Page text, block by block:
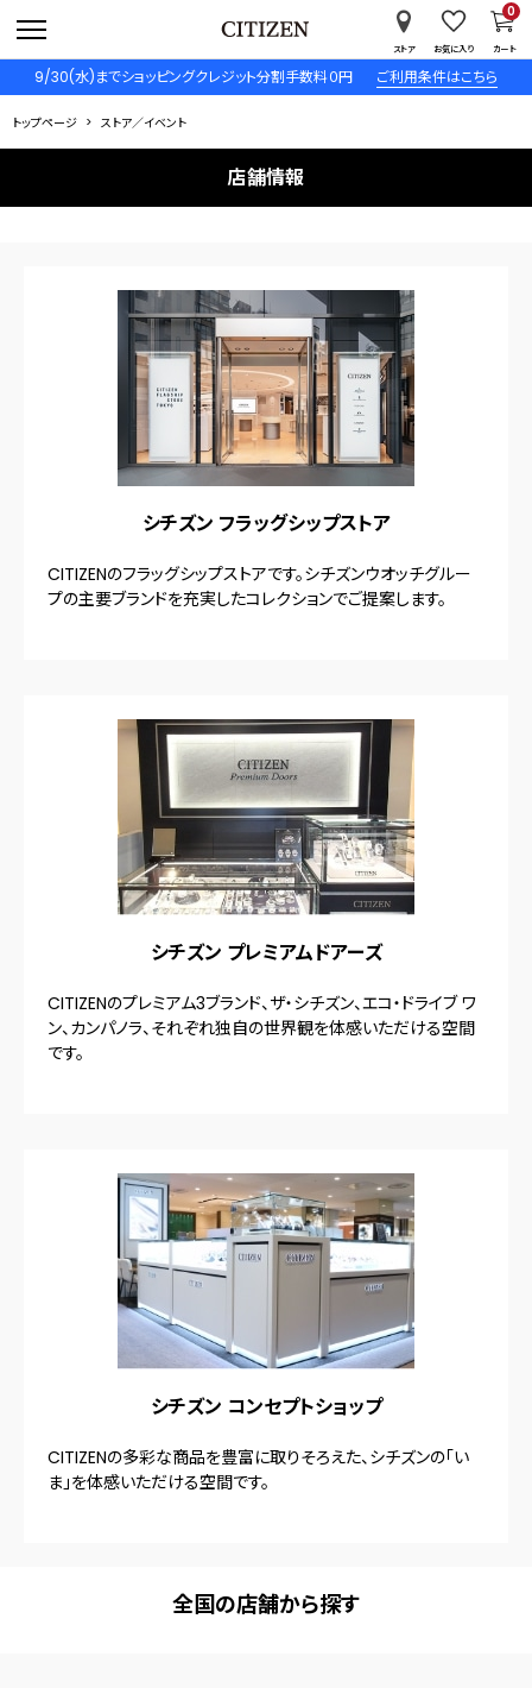
9/30(水)までショッピングクレジット分割手数料０円 ご利用条件はこちら
ストア お気に入り カート
0
トップページ ストア／イベント
店舗情報
シチズン フラッグシップストア
CITIZENのフラッグシップストアです。シチズンウオッチグルー
プの主要ブランドを充実したコレクションでご提案します。
シチズン プレミアムドアーズ
CITIZENのプレミアム3ブランド、ザ・シチズン、エコ・ドライブ ワ
ン、カンパノラ、それぞれ独自の世界観を体感いただける空間
です。
シチズン コンセプトショップ
CITIZENの多彩な商品を豊富に取りそろえた、シチズンの「い
ま」を体感いただける空間です。
全国の店舗から探す